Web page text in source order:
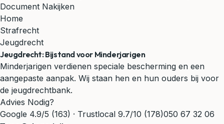
Document Nakijken
Home
Strafrecht
Jeugdrecht
Jeugdrecht: Bijstand voor Minderjarigen
Minderjarigen verdienen speciale bescherming en een
aangepaste aanpak. Wij staan hen en hun ouders bij voor
de jeugdrechtbank.
Advies Nodig?
Google 4.9/5 (163) · Trustlocal 9.7/10 (178)050 67 32 06